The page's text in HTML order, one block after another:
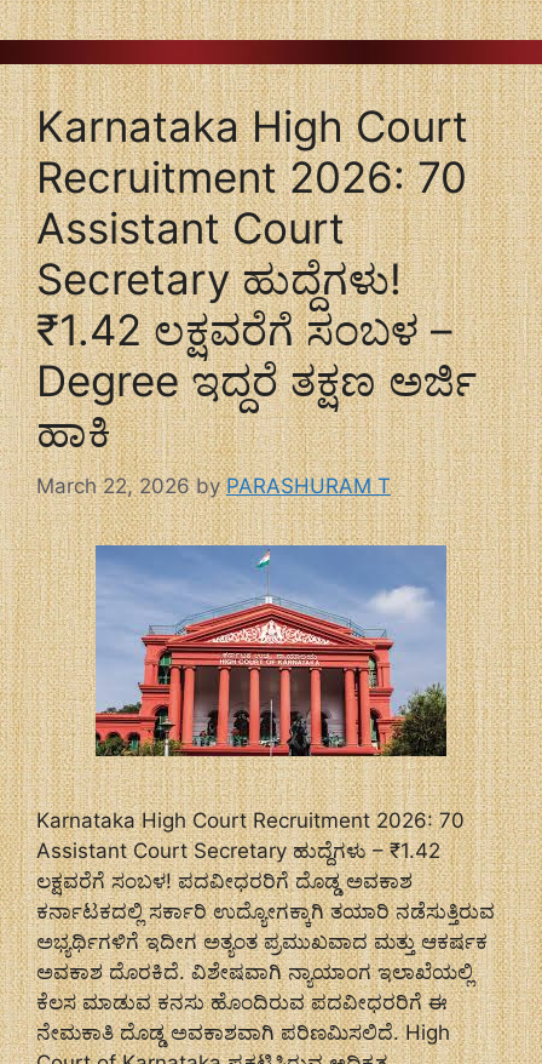
Karnataka High Court
Recruitment 2026: 70
Assistant Court
Secretary ಹುದ್ದೆಗಳು!
₹1.42 ಲಕ್ಷವರೆಗೆ ಸಂಬಳ –
Degree ಇದ್ದರೆ ತಕ್ಷಣ ಅರ್ಜಿ
ಹಾಕಿ
March 22, 2026 byPARASHURAM T
Karnataka High Court Recruitment 2026: 70
Assistant Court Secretary ಹುದ್ದೆಗಳು – ₹1.42
ಲಕ್ಷವರೆಗೆ ಸಂಬಳ! ಪದವೀಧರರಿಗೆ ದೊಡ್ಡ ಅವಕಾಶ
ಕರ್ನಾಟಕದಲ್ಲಿ ಸರ್ಕಾರಿ ಉದ್ಯೋಗಕ್ಕಾಗಿ ತಯಾರಿ ನಡೆಸುತ್ತಿರುವ
ಅಭ್ಯರ್ಥಿಗಳಿಗೆ ಇದೀಗ ಅತ್ಯಂತ ಪ್ರಮುಖವಾದ ಮತ್ತು ಆಕರ್ಷಕ
ಅವಕಾಶ ದೊರಕಿದೆ. ವಿಶೇಷವಾಗಿ ನ್ಯಾಯಾಂಗ ಇಲಾಖೆಯಲ್ಲಿ
ಕೆಲಸ ಮಾಡುವ ಕನಸು ಹೊಂದಿರುವ ಪದವೀಧರರಿಗೆ ಈ
ನೇಮಕಾತಿ ದೊಡ್ಡ ಅವಕಾಶವಾಗಿ ಪರಿಣಮಿಸಲಿದೆ. High